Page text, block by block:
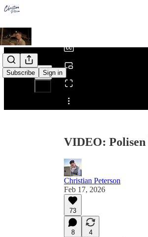
Subscribe Sign in
Share from 0:00
VIDEO: Polisen
Christian Peterson
Feb 17, 2026
73
8
4